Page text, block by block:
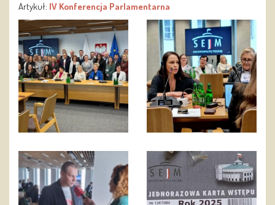
Artykuł: IV Konferencja Parlamentarna